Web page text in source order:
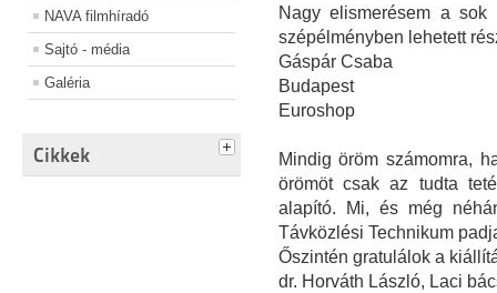
NAVA filmhíradó
Sajtó - média
Galéria
Cikkek
Nagy elismerésem a
szépélményben lehetett
Gáspár Csaba
Budapest
Euroshop
Mindig öröm számomra,
örömöt csak az tudta
alapító. Mi, és még
Távközlési Technikum
Őszintén gratulálok a
dr. Horváth László, Laci